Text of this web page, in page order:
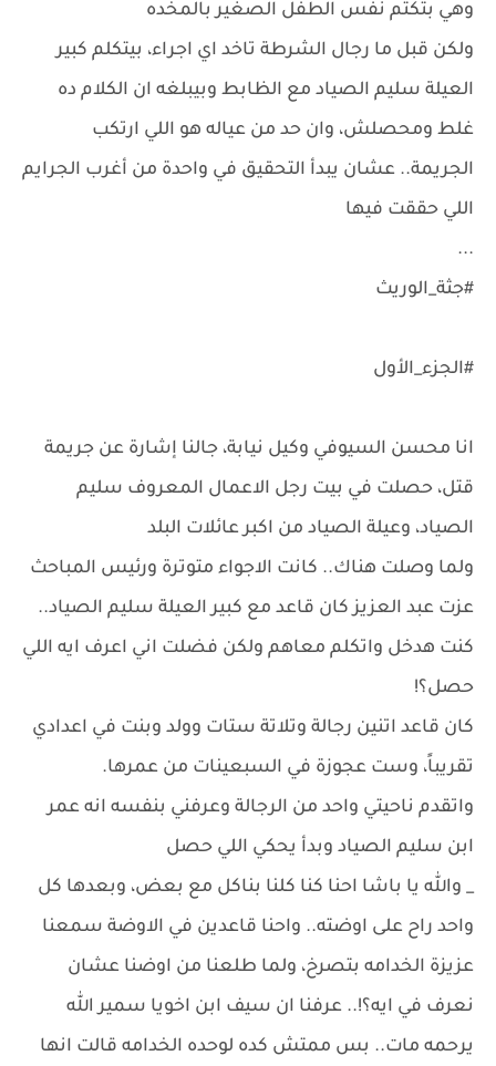
وهي بتكتم نفس الطفل الصغير بالمخده
ولكن قبل ما رجال الشرطة تاخد اي اجراء، بيتكلم كبير
العيلة سليم الصياد مع الظابط وبيبلغه ان الكلام ده
غلط ومحصلش، وان حد من عياله هو اللي ارتكب
الجريمة.. عشان يبدأ التحقيق في واحدة من أغرب الجرايم
اللي حققت فيها
...
#جثة_الوريث
#الجزء_الأول
انا محسن السيوفي وكيل نيابة، جالنا إشارة عن جريمة
قتل، حصلت في بيت رجل الاعمال المعروف سليم
الصياد، وعيلة الصياد من اكبر عائلات البلد
ولما وصلت هناك.. كانت الاجواء متوترة ورئيس المباحث
عزت عبد العزيز كان قاعد مع كبير العيلة سليم الصياد..
كنت هدخل واتكلم معاهم ولكن فضلت اني اعرف ايه اللي
حصل؟!
كان قاعد اتنين رجالة وتلاتة ستات وولد وبنت في اعدادي
تقريباً، وست عجوزة في السبعينات من عمرها.
واتقدم ناحيتي واحد من الرجالة وعرفني بنفسه انه عمر
ابن سليم الصياد وبدأ يحكي اللي حصل
_ والله يا باشا احنا كنا كلنا بناكل مع بعض، وبعدها كل
واحد راح على اوضته.. واحنا قاعدين في الاوضة سمعنا
عزيزة الخدامه بتصرخ، ولما طلعنا من اوضنا عشان
نعرف في ايه؟!.. عرفنا ان سيف ابن اخويا سمير الله
يرحمه مات.. بس ممتش كده لوحده الخدامه قالت انها